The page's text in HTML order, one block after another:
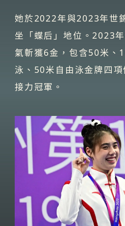
她於2022年與2023年世
坐「蝶后」地位。2023
氣斬獲6金，包含50米、
泳、50米自由泳金牌四
接力冠軍。